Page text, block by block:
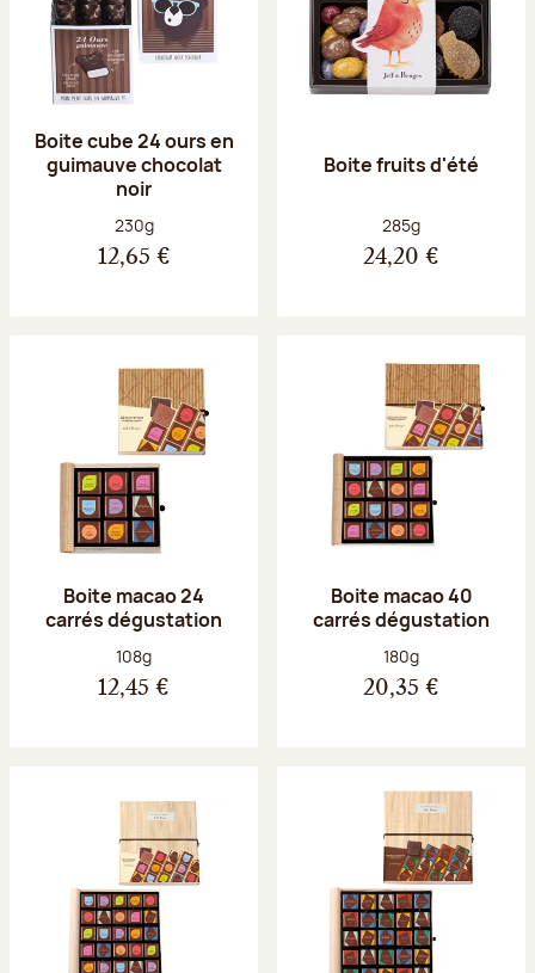
Boite cube 24 ours en
guimauve chocolat
noir
Poids net :
230g
12,65 €
Boite fruits d'été
Poids net :
285g
24,20 €
Boite macao 24
carrés dégustation
Poids net :
108g
12,45 €
Boite macao 40
carrés dégustation
Poids net :
180g
20,35 €